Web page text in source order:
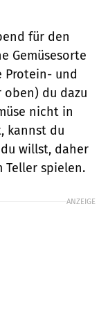
für den
Gemüsesorte
Protein- und
du dazu
nicht in
kannst du
willst, daher
Teller spielen.
ANZEIGE